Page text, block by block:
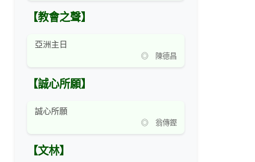
【教會之聲】
亞洲主日
◎ 陳德昌
【誠心所願】
誠心所願
◎ 翁傳鏗
【文林】